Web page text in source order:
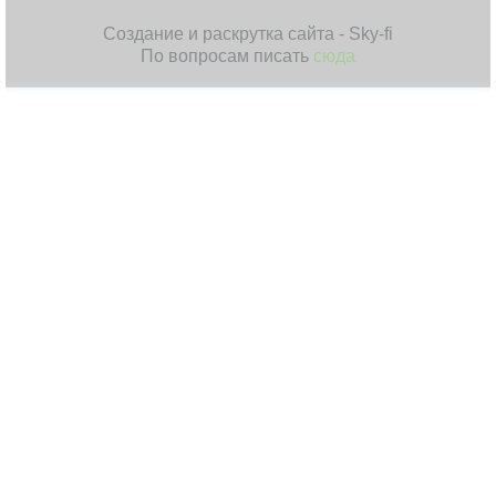
Создание и раскрутка сайта - Sky-fi
По вопросам писать сюда